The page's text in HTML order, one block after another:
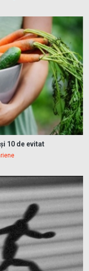
10 de evitat